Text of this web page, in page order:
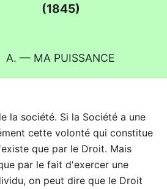
(1845)
A. — MA PUISSANCE
la société. Si la Société a une
cette volonté qui constitue
que par le Droit. Mais
par le fait d'exercer une
on peut dire que le Droit